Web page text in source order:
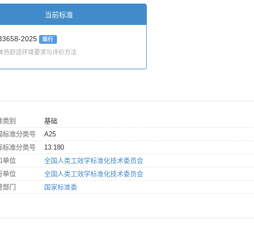
当前标准
2025 现行
热舒适环境要求与评价方法
类别
基础
标准分类号
A25
标准分类号
13.180
单位
全国人类工效学标准化技术委员会
单位
全国人类工效学标准化技术委员会
部门
国家标准委